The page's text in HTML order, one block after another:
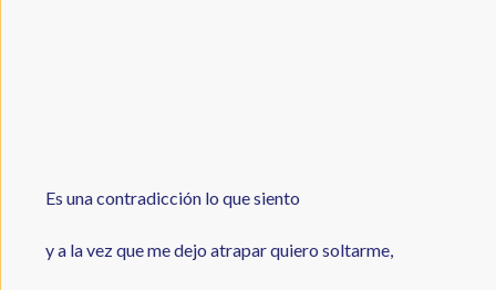
Es una contradicción lo que siento
y a la vez que me dejo atrapar quiero soltarme,